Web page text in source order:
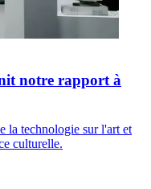
notre rapport à
la technologie sur l'art et
culturelle.